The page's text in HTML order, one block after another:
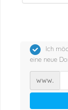
Ich
eine neue
www.